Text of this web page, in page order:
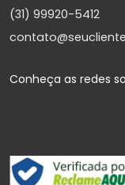
(31) 99920-5412
Conheça as redes